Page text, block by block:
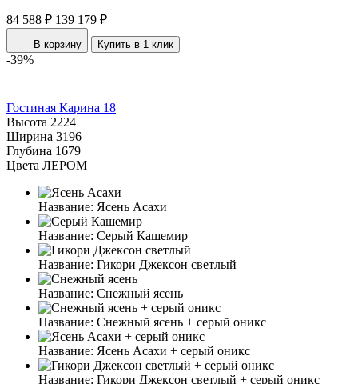
84 588 ₽ 139 179 ₽
В корзину Купить в 1 клик
-39%
Гостиная Карина 18
Высота 2224
Ширина 3196
Глубина 1679
Цвета ЛЕРОМ
Название: Ясень Асахи
Название: Серый Кашемир
Название: Гикори Джексон светлый
Название: Снежный ясень
Название: Снежный ясень + серый оникс
Название: Ясень Асахи + серый оникс
Название: Гикори Джексон светлый + серый оникс